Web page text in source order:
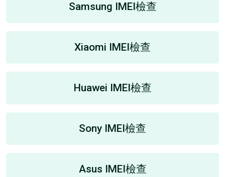
Samsung IMEI檢查
Xiaomi IMEI檢查
Huawei IMEI檢查
Sony IMEI檢查
Asus IMEI檢查